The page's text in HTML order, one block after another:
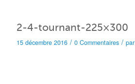
2-4-tournant-225×300
15 décembre 2016 / 0 Commentaires / par